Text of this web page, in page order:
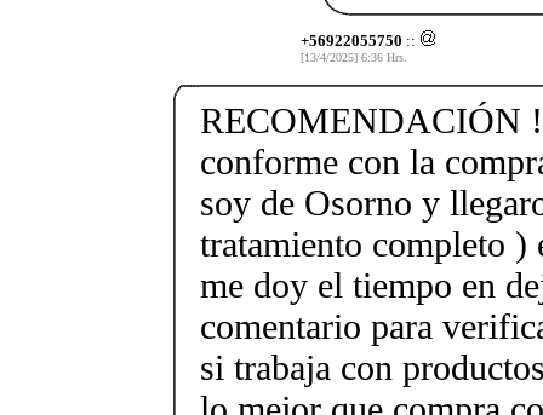
+56922055750 ::
[13/4/2025] 6:36 Hrs.
RECOMENDACIÓN
conforme con la
soy de Osorno y
tratamiento completo )
me doy el tiempo en
comentario para
si trabaja con